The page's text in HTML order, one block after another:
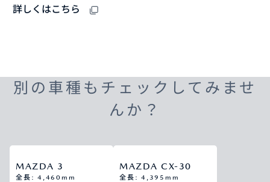
詳しくはこちら
別の車種もチェックしてみませ
んか？
MAZDA 3
全長: 4,460mm
MAZDA CX-30
全長: 4,395mm